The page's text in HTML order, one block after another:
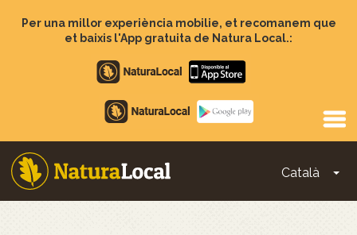
Per una millor experiència mobilie, et recomanem que
et baixis l'App gratuita de Natura Local.:
Apple
store
Google
Play
Català
Main